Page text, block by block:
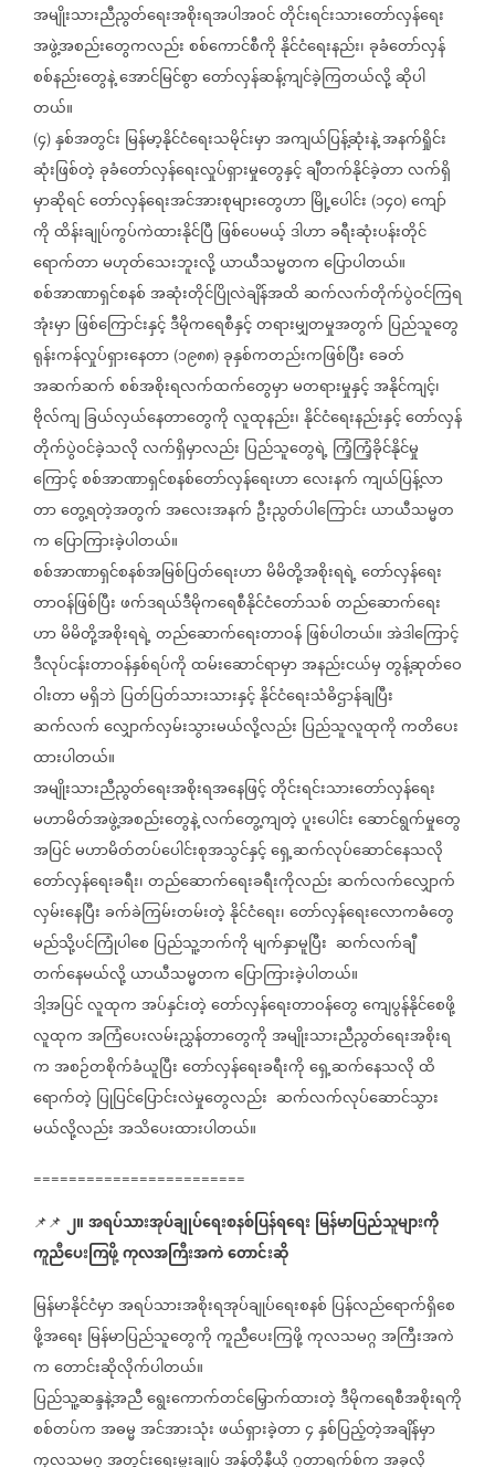
အမျိုးသားညီညွတ်ရေးအစိုးရအပါအဝင်တိုင်းရင်းသားတော်လှန်ရေး
အဖွဲ့အစည်းတွေကလည်းစစ်ကောင်စီကိုနိုင်ငံရေးနည်း၊ခုခံတော်လှန်
စစ်နည်းတွေနဲ့အောင်မြင်စွာတော်လှန်ဆန့်ကျင်ခဲ့ကြတယ်လို့ဆိုပါ
တယ်။
(၄) နှစ်အတွင်း မြန်မာ့နိုင်ငံရေးသမိုင်းမှာအကျယ်ပြန့်ဆုံးနဲ့အနက်ရှိုင်း
ဆုံးဖြစ်တဲ့ခုခံတော်လှန်ရေးလှုပ်ရှားမှုတွေနှင့်ချီတက်နိုင်ခဲ့တာလက်ရှိ
မှာဆိုရင်တော်လှန်ရေးအင်အားစုများတွေဟာမြို့ပေါင်း (၁၄၀) ကျော်
ကိုထိန်းချုပ်ကွပ်ကဲထားနိုင်ပြီ ဖြစ်ပေမယ့်ဒါဟာခရီးဆုံးပန်းတိုင်
ရောက်တာမဟုတ်သေးဘူးလို့ယာယီသမ္မတကပြောပါတယ်။
စစ်အာဏာရှင်စနစ်အဆုံးတိုင်ပြိုလဲချိန်အထိဆက်လက်တိုက်ပွဲဝင်ကြရ
အုံးမှာဖြစ်ကြောင်းနှင့်ဒီမိုကရေစီနှင့်တရားမျှတမှုအတွက် ပြည်သူတွေ
ရုန်းကန်လှုပ်ရှားနေတာ (၁၉၈၈) ခုနှစ်ကတည်းကဖြစ်ပြီးခေတ်
အဆက်ဆက်စစ်အစိုးရလက်ထက်တွေမှာမတရားမှုနှင့်အနိုင်ကျင့်၊
ဗိုလ်ကျခြယ်လှယ်နေတာတွေကိုလူထုနည်း၊နိုင်ငံရေးနည်းနှင့်တော်လှန်
တိုက်ပွဲဝင်ခဲ့သလိုလက်ရှိမှာလည်း ပြည်သူတွေရဲ့ကြံ့ကြံ့ခိုင်နိုင်မှု
ကြောင့်စစ်အာဏာရှင်စနစ်တော်လှန်ရေးဟာလေးနက်ကျယ်ပြန့်လာ
တာတွေ့ရတဲ့အတွက်အလေးအနက် ဦးညွတ်ပါကြောင်းယာယီသမ္မတ
ကပြောကြားခဲ့ပါတယ်။
စစ်အာဏာရှင်စနစ်အမြစ်ပြတ်ရေးဟာမိမိတို့အစိုးရရဲ့တော်လှန်ရေး
တာဝန်ဖြစ်ပြီးဖက်ဒရယ်ဒီမိုကရေစီနိုင်ငံတော်သစ်တည်ဆောက်ရေး
ဟာမိမိတို့အစိုးရရဲ့တည်ဆောက်ရေးတာဝန်ဖြစ်ပါတယ်။အဲဒါကြောင့်
ဒီလုပ်ငန်းတာဝန်နှစ်ရပ်ကိုထမ်းဆောင်ရာမှာအနည်းငယ်မှတွန့်ဆုတ်ဝေ
ဝါးတာမရှိဘဲ ပြတ်ပြတ်သားသားနှင့်နိုင်ငံရေးသံဓိဌာန်ချပြီး
ဆက်လက်လျှောက်လှမ်းသွားမယ်လို့လည်း ပြည်သူလူထုကိုကတိပေး
ထားပါတယ်။
အမျိုးသားညီညွတ်ရေးအစိုးရအနေဖြင့်တိုင်းရင်းသားတော်လှန်ရေး
မဟာမိတ်အဖွဲ့အစည်းတွေနဲ့လက်တွေ့ကျတဲ့ပူးပေါင်းဆောင်ရွက်မှုတွေ
အပြင်မဟာမိတ်တပ်ပေါင်းစုအသွင်နှင့်ရှေ့ဆက်လုပ်ဆောင်နေသလို
တော်လှန်ရေးခရီး၊တည်ဆောက်ရေးခရီးကိုလည်းဆက်လက်လျှောက်
လှမ်းနေပြီးခက်ခဲကြမ်းတမ်းတဲ့နိုင်ငံရေး၊တော်လှန်ရေးလောကဓံတွေ
မည်သို့ပင်ကြုံပါစေ ပြည်သူ့ဘက်ကိုမျက်နှာမူပြီး ဆက်လက်ချီ
တက်နေမယ်လို့ယာယီသမ္မတကပြောကြားခဲ့ပါတယ်။
ဒါ့အပြင်လူထုကအပ်နှင်းတဲ့တော်လှန်ရေးတာဝန်တွေကျေပွန်နိုင်စေဖို့
လူထုကအကြံပေးလမ်းညွှန်တာတွေကိုအမျိုးသားညီညွတ်ရေးအစိုးရ
ကအစဉ်တစိုက်ခံယူပြီးတော်လှန်ရေးခရီးကိုရှေ့ဆက်နေသလိုထိ
ရောက်တဲ့ ပြုပြင်ပြောင်းလဲမှုတွေလည်း ဆက်လက်လုပ်ဆောင်သွား
မယ်လို့လည်းအသိပေးထားပါတယ်။
========================
📌📌 ၂။အရပ်သားအုပ်ချုပ်ရေးစနစ်ပြန်ရရေး မြန်မာပြည်သူများကို
ကူညီ‌ပေးကြဖို့ကုလအကြီးအကဲတောင်းဆို
မြန်မာနိုင်ငံမှာအရပ်သားအစိုးရအုပ်ချုပ်ရေးစနစ် ပြန်လည်ရောက်ရှိစေ
ဖို့အရေး မြန်မာပြည်သူတွေကိုကူညီပေးကြဖို့ကုလသမဂ္ဂအကြီးအကဲ
ကတောင်းဆိုလိုက်ပါတယ်။
ပြည်သူ့ဆန္ဒနဲ့အညီရွေးကောက်တင်မြှောက်ထားတဲ့ဒီမိုကရေစီအစိုးရကို
စစ်တပ်ကအဓမ္မအင်အားသုံးဖယ်ရှားခဲ့တာ၄နှစ်ပြည့်တဲ့အချိန်မှာ